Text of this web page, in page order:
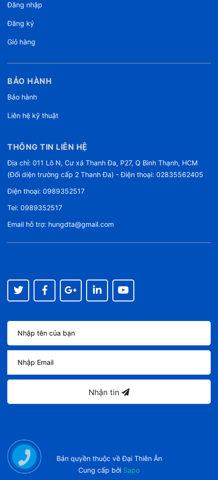
Đăng nhập
Đăng ký
Giỏ hàng
BẢO HÀNH
Bảo hành
Liên hệ kỹ thuật
THÔNG TIN LIÊN HỆ
Địa chỉ: 011 Lô N, Cư xá Thanh Đa, P27, Q Bình Thạnh, HCM
(Đối diện trường cấp 2 Thanh Đa) - Điện thoại: 02835562405
Điện thoại: 0989352517
Tel: 0989352517
Email hỗ trợ: hungdta@gmail.com
Nhận tin
Bản quyền thuộc vềĐại Thiên Ân
Cung cấp bởi Sapo